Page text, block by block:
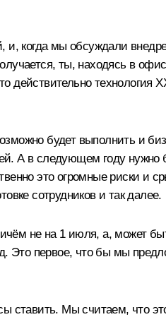
и, когда мы обсуждали
ты, находясь в
действительно технология
будет выполнить и
А в следующем году нужно
это огромные риски и
сотрудников и так далее.
не на 1 июля, а, может
Это первое, что бы мы
ставить. Мы считаем, что